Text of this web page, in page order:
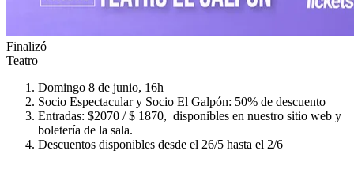
Finalizó
Teatro
Domingo 8 de junio, 16h
Socio Espectacular y Socio El Galpón: 50% de descuento
Entradas: $2070 / $ 1870, disponibles en nuestro sitio web y
boletería de la sala.
Descuentos disponibles desde el 26/5 hasta el 2/6